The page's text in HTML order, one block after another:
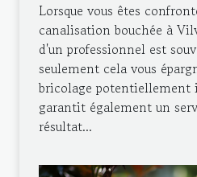
Lorsque vous êtes
canalisation bouchée à
d'un professionnel est
seulement cela vous
bricolage potentiellement
garantit également un
résultat...